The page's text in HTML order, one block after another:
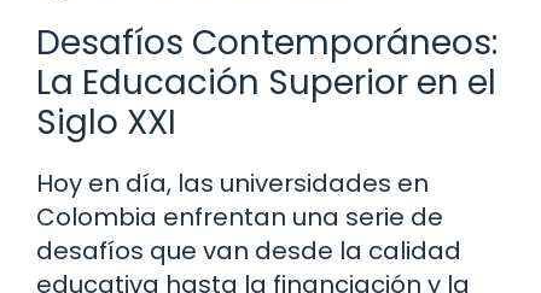
Desafíos Contemporáneos:
La Educación Superior en el
Siglo XXI
Hoy en día, las universidades en
Colombia enfrentan una serie de
desafíos que van desde la calidad
educativa hasta la financiación y la